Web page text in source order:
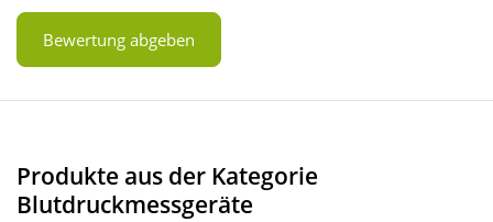
Bewertung abgeben
Produkte aus der Kategorie
Blutdruckmessgeräte